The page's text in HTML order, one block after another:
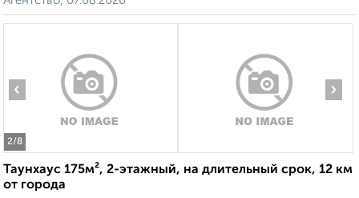
2/8
‹ ›
Таунхаус 175м², 2-этажный, на длительный срок, 12 км
от города